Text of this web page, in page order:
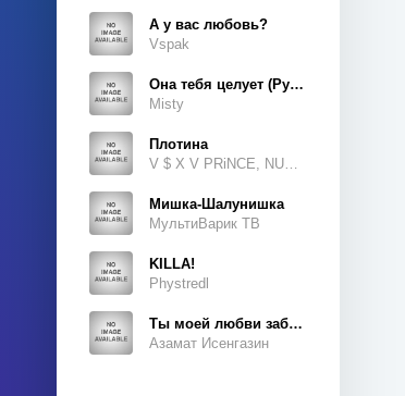
А у вас любовь?
Vspak
Она тебя целует (Руки Вверх Cover)
Misty
Плотина
Мишка-Шалунишка
МультиВарик ТВ
KILLA!
Phystredl
Ты моей любви забытая тайна
Азамат Исенгазин